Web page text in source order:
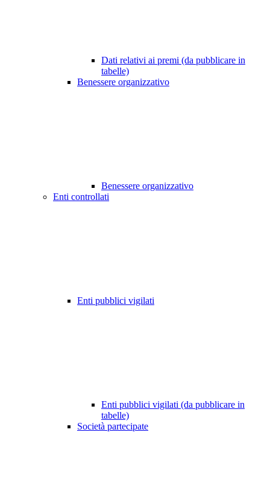
Dati relativi ai premi (da pubblicare in
tabelle)
Benessere organizzativo
Benessere organizzativo
Enti controllati
Enti pubblici vigilati
Enti pubblici vigilati (da pubblicare in
tabelle)
Società partecipate